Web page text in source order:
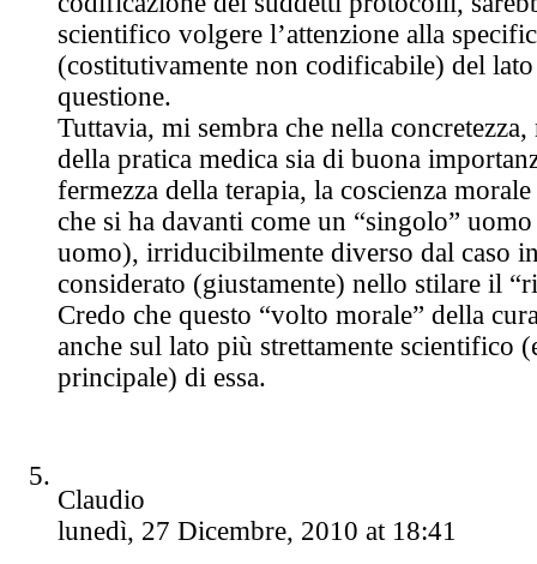
scientifico volgere l’attenzione alla
(costitutivamente non codificabile) del
questione.
Tuttavia, mi sembra che nella
della pratica medica sia di buona
fermezza della terapia, la coscienza
che si ha davanti come un “singolo”
uomo), irriducibilmente diverso dal caso
considerato (giustamente) nello stilare il
Credo che questo “volto morale” della
anche sul lato più strettamente scientifico
principale) di essa.
Claudio
lunedì, 27 Dicembre, 2010 at 18:41